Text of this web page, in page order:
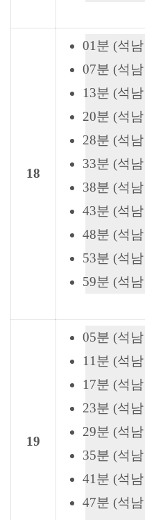
18
01분 (석
07분 (석
13분 (석
20분 (석
28분 (석
33분 (석
38분 (석
43분 (석
48분 (석
53분 (석
59분 (석
19
05분 (석
11분 (석
17분 (석
23분 (석
29분 (석
35분 (석
41분 (석
47분 (석